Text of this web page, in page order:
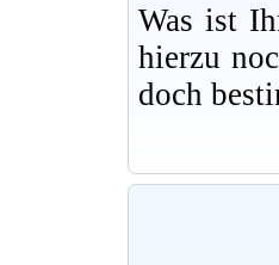
Was ist
hierzu
doch